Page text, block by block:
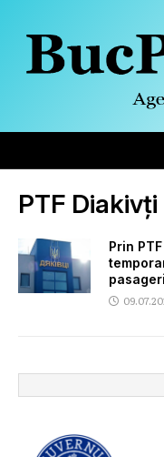
PTF Diakivți
Prin
pasageri